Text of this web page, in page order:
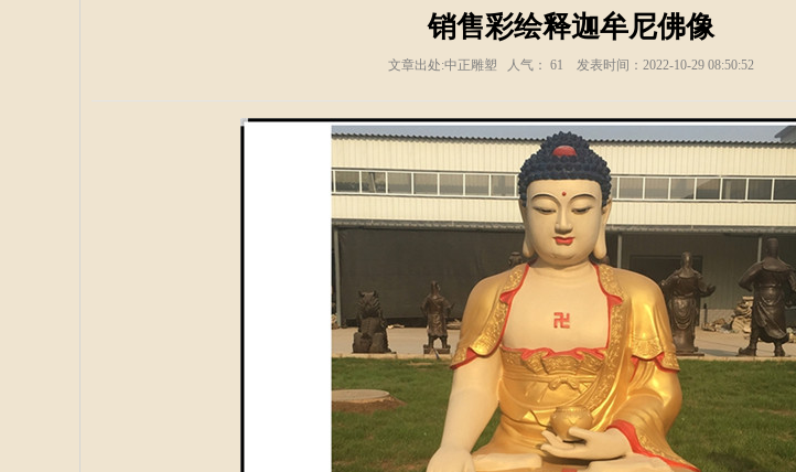
销售彩绘释迦牟尼佛像
文章出处:中正雕塑 人气： 61 发表时间：2022-10-29 08:50:52